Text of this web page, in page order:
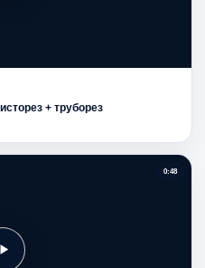
+ труборез
0:48